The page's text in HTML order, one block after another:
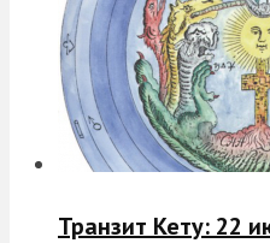
Транзит Кету: 22